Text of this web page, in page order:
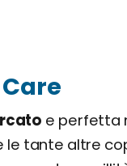
e perfetta
le tante altre